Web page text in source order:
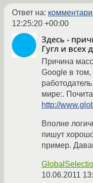
Ответ на:
12:25:20 +00:00
Здесь -
Гугл и всех
Причина
Google в том,
мире:.
http://
Вполне
пишут
пример.
10.06.2011